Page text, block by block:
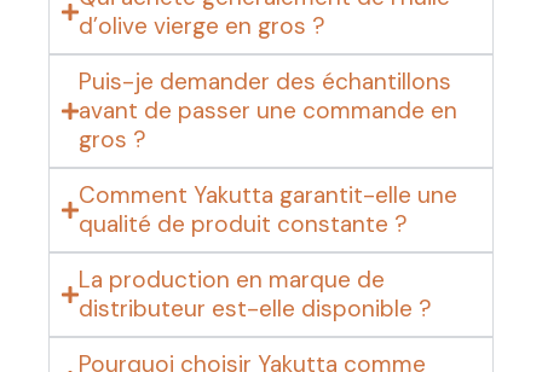
d’olive vierge en gros ?
Puis-je demander des échantillons
avant de passer une commande en
gros ?
Comment Yakutta garantit-elle une
qualité de produit constante ?
La production en marque de
distributeur est-elle disponible ?
Pourquoi choisir Yakutta comme